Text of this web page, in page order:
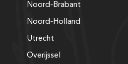
Noord-Brabant
Noord-Holland
Utrecht
Overijssel